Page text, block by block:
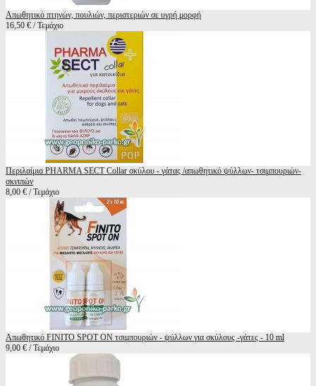
Απωθητικό πτηνών, πουλιών, περιστεριών σε υγρή μορφή
16,50 € / Τεμάχιο
Περιλαίμιο PHARMA SECT Collar σκύλου - γάτας /απωθητικό ψύλλων- τσιμπουριών-
σκνιπών
8,00 € / Τεμάχιο
Απωθητικό FINITO SPOT ON τσιμπουριών - ψύλλων για σκύλους -γάτες - 10 ml
9,00 € / Τεμάχιο